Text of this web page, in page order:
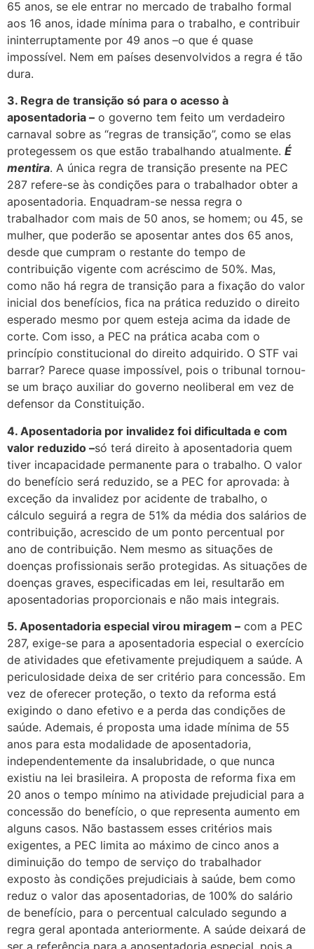
65 anos, se ele entrar no mercado de trabalho formal
aos 16 anos, idade mínima para o trabalho, e contribuir
ininterruptamente por 49 anos –o que é quase
impossível. Nem em países desenvolvidos a regra é tão
dura.
3. Regra de transição só para o acesso à
aposentadoria – o governo tem feito um verdadeiro
carnaval sobre as “regras de transição”, como se elas
protegessem os que estão trabalhando atualmente. É
mentira. A única regra de transição presente na PEC
287 refere-se às condições para o trabalhador obter a
aposentadoria. Enquadram-se nessa regra o
trabalhador com mais de 50 anos, se homem; ou 45, se
mulher, que poderão se aposentar antes dos 65 anos,
desde que cumpram o restante do tempo de
contribuição vigente com acréscimo de 50%. Mas,
como não há regra de transição para a fixação do valor
inicial dos benefícios, fica na prática reduzido o direito
esperado mesmo por quem esteja acima da idade de
corte. Com isso, a PEC na prática acaba com o
princípio constitucional do direito adquirido. O STF vai
barrar? Parece quase impossível, pois o tribunal tornou-
se um braço auxiliar do governo neoliberal em vez de
defensor da Constituição.
4. Aposentadoria por invalidez foi dificultada e com
valor reduzido –só terá direito à aposentadoria quem
tiver incapacidade permanente para o trabalho. O valor
do benefício será reduzido, se a PEC for aprovada: à
exceção da invalidez por acidente de trabalho, o
cálculo seguirá a regra de 51% da média dos salários de
contribuição, acrescido de um ponto percentual por
ano de contribuição. Nem mesmo as situações de
doenças profissionais serão protegidas. As situações de
doenças graves, especificadas em lei, resultarão em
aposentadorias proporcionais e não mais integrais.
5. Aposentadoria especial virou miragem – com a PEC
287, exige-se para a aposentadoria especial o exercício
de atividades que efetivamente prejudiquem a saúde. A
periculosidade deixa de ser critério para concessão. Em
vez de oferecer proteção, o texto da reforma está
exigindo o dano efetivo e a perda das condições de
saúde. Ademais, é proposta uma idade mínima de 55
anos para esta modalidade de aposentadoria,
independentemente da insalubridade, o que nunca
existiu na lei brasileira. A proposta de reforma fixa em
20 anos o tempo mínimo na atividade prejudicial para a
concessão do benefício, o que representa aumento em
alguns casos. Não bastassem esses critérios mais
exigentes, a PEC limita ao máximo de cinco anos a
diminuição do tempo de serviço do trabalhador
exposto às condições prejudiciais à saúde, bem como
reduz o valor das aposentadorias, de 100% do salário
de benefício, para o percentual calculado segundo a
regra geral apontada anteriormente. A saúde deixará de